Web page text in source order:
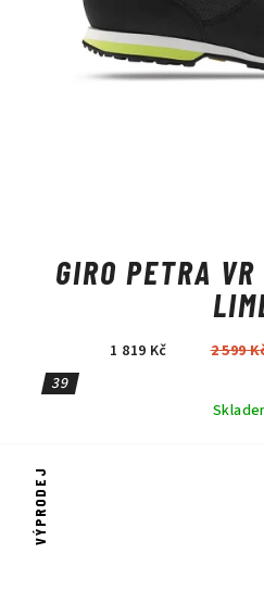
GIRO PETRA
1 819 Kč 2 599
39
VÝPRODEJ